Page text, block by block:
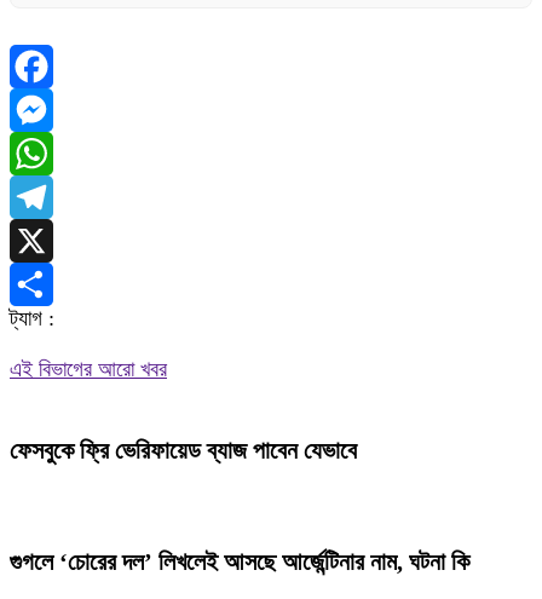
Facebook
Messenger
WhatsApp
Telegram
X
Share
ট্যাগ :
এই বিভাগের আরো খবর
ফেসবুকে ফ্রি ভেরিফায়েড ব্যাজ পাবেন যেভাবে
গুগলে ‘চোরের দল’ লিখলেই আসছে আর্জেন্টিনার নাম, ঘটনা কি